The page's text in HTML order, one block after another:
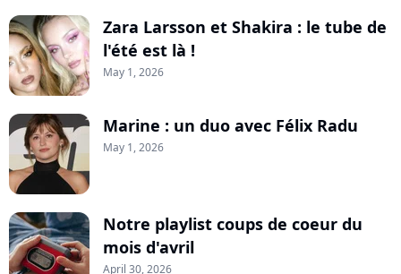
Zara Larsson et Shakira : le tube de
l'été est là !
May 1, 2026
Marine : un duo avec Félix Radu
May 1, 2026
Notre playlist coups de coeur du
mois d'avril
April 30, 2026